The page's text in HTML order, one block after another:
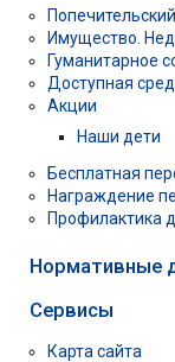
Имущество.
Гуманитарное
Доступная
Акции
Наши дети
Бесплатная
Награждение
Профилактика
Нормативные
Сервисы
Карта сайта